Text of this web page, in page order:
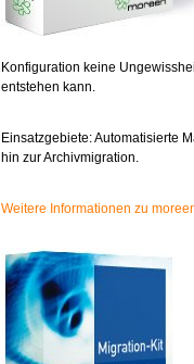
Konfiguration keine
entstehen kann.
Einsatzgebiete: Automatisierte
hin zur Archivmigration.
Weitere Informationen zu